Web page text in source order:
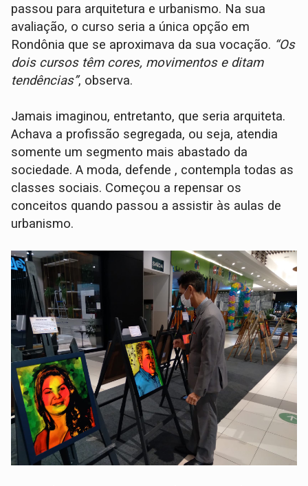
passou para arquitetura e urbanismo. Na sua
avaliação, o curso seria a única opção em
Rondônia que se aproximava da sua vocação. “Os
dois cursos têm cores, movimentos e ditam
tendências”, observa.
Jamais imaginou, entretanto, que seria arquiteta.
Achava a profissão segregada, ou seja, atendia
somente um segmento mais abastado da
sociedade. A moda, defende , contempla todas as
classes sociais. Começou a repensar os
conceitos quando passou a assistir às aulas de
urbanismo.